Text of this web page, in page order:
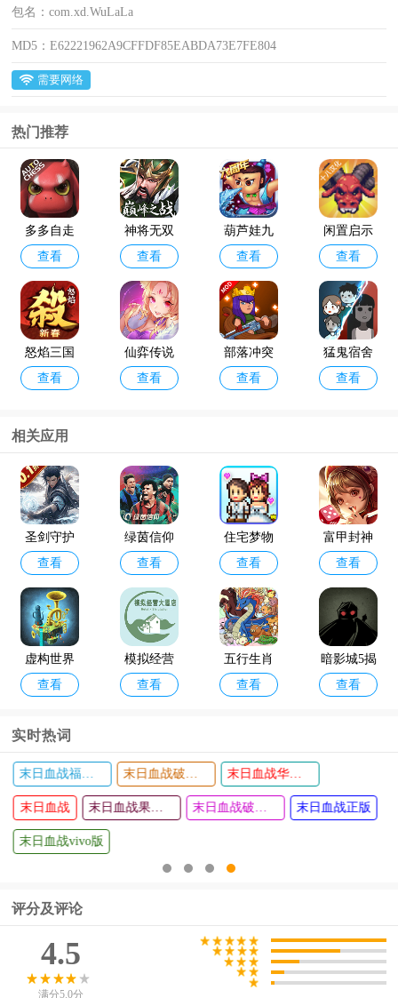
包名：com.xd.WuLaLa
MD5：E62221962A9CFFDF85EABDA73E7FE804
需要网络
热门推荐
多多自走
棋官方版
查看
神将无双
最新版
查看
葫芦娃九
游版
查看
闲置启示
录手游
查看
怒焰三国
杀oppo版
查看
仙弈传说
手游taptap
查看
部落冲突
破解版202
查看
猛鬼宿舍
最新版破
查看
咸鱼之王
最新版本
查看
金铲铲之
战体验服
官方版202
4
查看
相关应用
圣剑守护
折扣版
查看
绿茵信仰
国服版
查看
住宅梦物
语2024最
新版
查看
富甲封神
传变态版
查看
虚构世界
手游最新
查看
模拟经营
大酒店游
查看
五行生肖
五子棋
查看
暗影城5揭
露真相游
查看
海盗法则2
024官方最
新版
查看
全城警戒
手游oppo
查看
实时热词
末日血战uc版 末日血战手游 末日血战九游版
末日血战无限钻石版 末日血战360版
评分及评论
4.5
满分5.0分